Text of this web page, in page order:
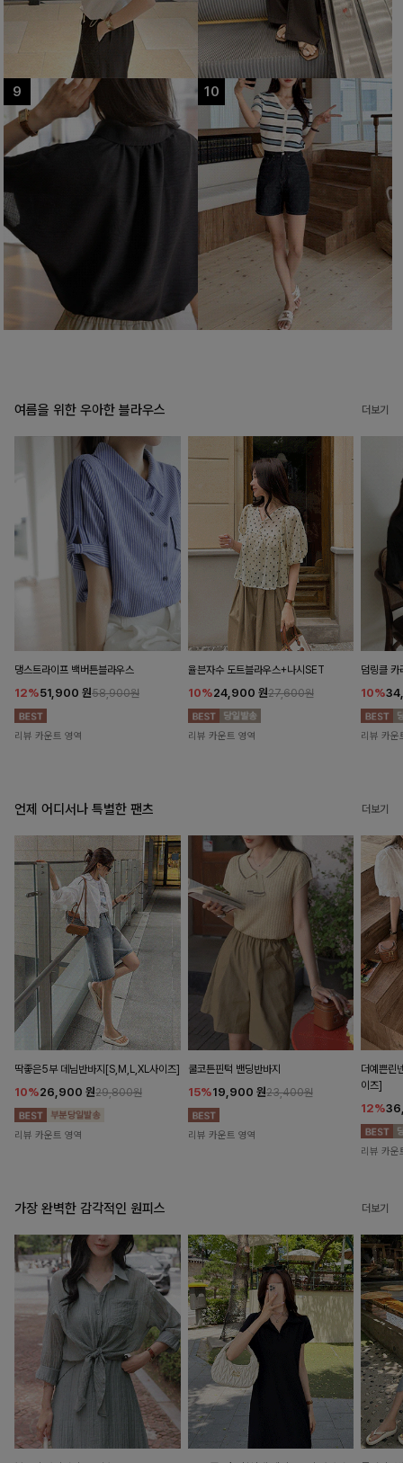
여름을 위한 우아한 블라우스 더보기
댕스트라이프 백버튼블라우스
12%51,900 원58,900원
리뷰 카운트 영역
율븐자수 도트블라우스+나시SET
10%24,900 원27,600원
리뷰 카운트 영역
덤링클 카
10%
리뷰 카운
언제 어디서나 특별한 팬츠 더보기
딱좋은5부 데님반바지[S,M,L,XL사이즈]
10%26,900 원29,800원
리뷰 카운트 영역
쿨코튼핀턱 밴딩반바지
15%19,900 원23,400원
리뷰 카운트 영역
더예쁜린
이즈]
12%
리뷰 카운
가장 완벽한 감각적인 원피스 더보기